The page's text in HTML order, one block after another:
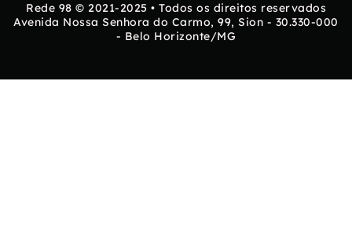
Rede 98 © 2021-2025 • Todos os direitos reservados
Avenida Nossa Senhora do Carmo, 99, Sion - 30.330-000
- Belo Horizonte/MG